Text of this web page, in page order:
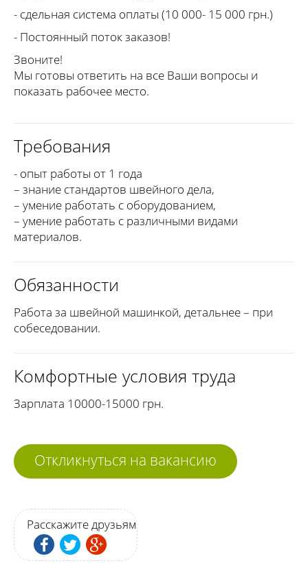
- сдельная система оплаты (10 000- 15 000 грн.)
- Постоянный поток заказов!
Звоните!
Мы готовы ответить на все Ваши вопросы и
показать рабочее место.
Требования
- опыт работы от 1 года
– знание стандартов швейного дела,
– умение работать с оборудованием,
– умение работать с различными видами
материалов.
Обязанности
Работа за швейной машинкой, детальнее – при
собеседовании.
Комфортные условия труда
Зарплата 10000-15000 грн.
Откликнуться на вакансию
Расскажите друзьям